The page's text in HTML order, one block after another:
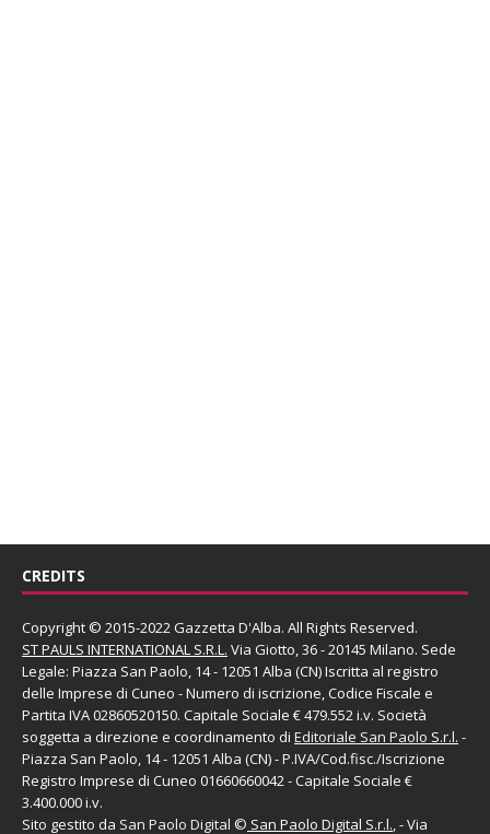
CREDITS
Copyright © 2015-2022 Gazzetta D'Alba. All Rights Reserved.
ST PAULS INTERNATIONAL S.R.L. Via Giotto, 36 - 20145 Milano. Sede
Legale: Piazza San Paolo, 14 - 12051 Alba (CN) Iscritta al registro
delle Imprese di Cuneo - Numero di iscrizione, Codice Fiscale e
Partita IVA 02860520150. Capitale Sociale € 479.552 i.v. Società
soggetta a direzione e coordinamento di Editoriale San Paolo S.r.l. -
Piazza San Paolo, 14 - 12051 Alba (CN) - P.IVA/Cod.fisc./Iscrizione
Registro Imprese di Cuneo 01660660042 - Capitale Sociale €
3.400.000 i.v.
Sito gestito da San Paolo Digital © San Paolo Digital S.r.l., - Via